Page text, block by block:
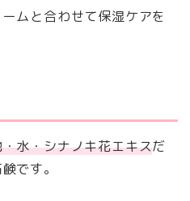
ムと合わせて保湿ケアを
水・シナノキ花エキスだ
です。